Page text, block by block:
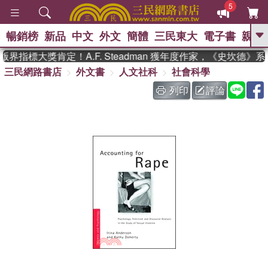
5
GO
熱搜： 東野圭吾 、 The Odyssey
、 如果歷史是一群喵 、 暑期
國際布克獎 臺灣漫遊錄 、 方
暢銷榜 新品 中文 外文 簡體 三民東大 電子書 親子
指標大獎肯定！A.F. Steadman 獲年度作家，《史坎德》系
三民網路書店
外文書 人文社科
社會科學
列印
評論